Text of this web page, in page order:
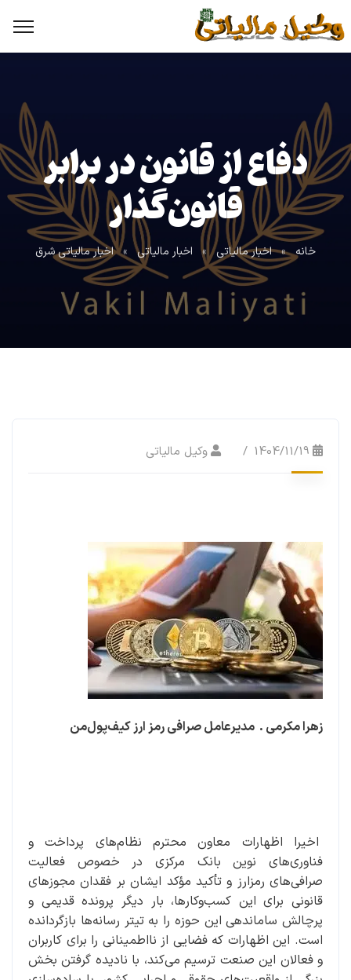
دفاع از قانون در برابر
قانون‌گذار
خانه » اخبار مالیاتی » اخبار مالیاتی » اخبار مالیاتی شرق
1404/11/19 وکیل مالیاتی
زهرا مکرمی . مدیرعامل صرافی رمز ارز کیف‌پول‌من
اخیرا اظهارات معاون محترم نظام‌های پرداخت و
فناوری‌های نوین بانک مرکزی در خصوص فعالیت
صرافی‌های رمزارز و تأکید مؤکد ایشان بر فقدان مجوزهای
قانونی برای این کسب‌وکارها، بار دیگر پرونده قدیمی و
پرچالش ساماندهی این حوزه را به تیتر رسانه‌ها بازگردانده
است. این اظهارات که فضایی از نااطمینانی را برای کاربران
و فعالان این صنعت ترسیم می‌کند، با نادیده گرفتن بخش